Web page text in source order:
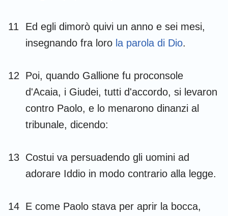
11
Ed egli dimorò quivi un anno e sei mesi,
insegnando fra loro la parola di Dio.
12
Poi, quando Gallione fu proconsole
d'Acaia, i Giudei, tutti d'accordo, si levaron
contro Paolo, e lo menarono dinanzi al
tribunale, dicendo:
13 Costui va persuadendo gli uomini ad
adorare Iddio in modo contrario alla legge.
14 E come Paolo stava per aprir la bocca,